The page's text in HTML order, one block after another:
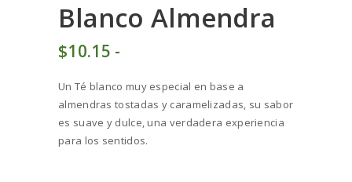
Blanco Almendra
$10 15 -
precios:
desde
$101
Un Té blanco muy especial en base a
almendras tostadas y caramelizadas, su sabor
es suave y dulce, una verdadera experiencia
para los sentidos.